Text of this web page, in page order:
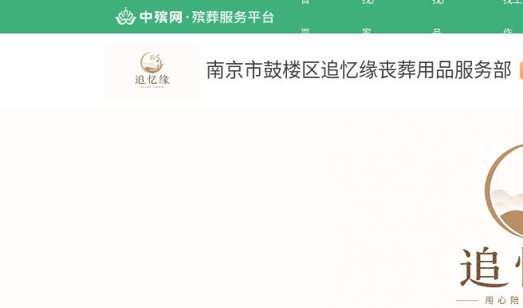
页 家 品 作
南京市鼓楼区追忆缘丧葬用品服务部